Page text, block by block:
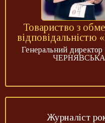
Товариство з
відповідальністю
Генеральний
ЧЕРНЯВСЬКА
Журналіст